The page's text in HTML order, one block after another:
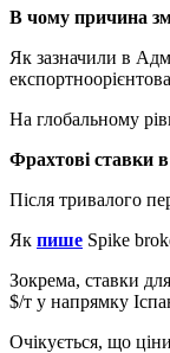
В чому причина
Як зазначили в
На глобальному
Фрахтові ставки
Після тривалого
Як пише Spike
Зокрема, ставки
$/т у напрямку
Очікується, що